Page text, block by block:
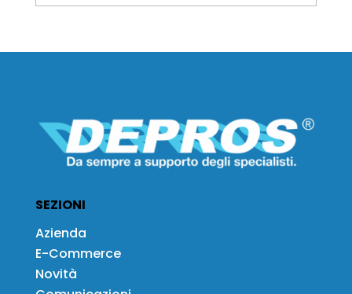
SEZIONI
Azienda
E-Commerce
Novità